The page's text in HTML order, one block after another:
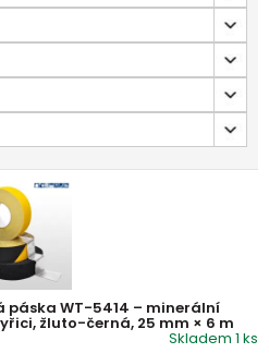
WT-5414 – minerální
žluto-černá, 25 mm × 6 m
Skladem 1 ks